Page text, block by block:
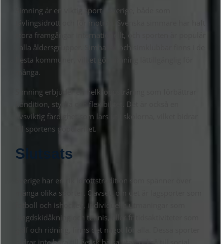
Simning är en viktig sport i Sverige, både som
tävlingsidrott och för motion. Svenska simmare har haft
stora framgångar internationellt, och sporten är populär
i alla åldersgrupper. Simhallar och simklubbar finns i de
flesta kommuner, vilket gör simning lättillgänglig för
många.
Simning erbjuder en helkroppsträning som förbättrar
kondition, styrka och flexibilitet. Det är också en
livsviktig färdighet som lärs ut i skolorna, vilket bidrar
till sportens popularitet.
Slutsats
Sverige har en rik idrottstradition som spänner över
många olika sporter. Oavsett om det är lagsporter som
fotboll och ishockey, individuella utmaningar som
längdskidåkning och tennis, eller fritidsaktiviteter som
golf och ridning, finns det något för alla. Dessa sporter